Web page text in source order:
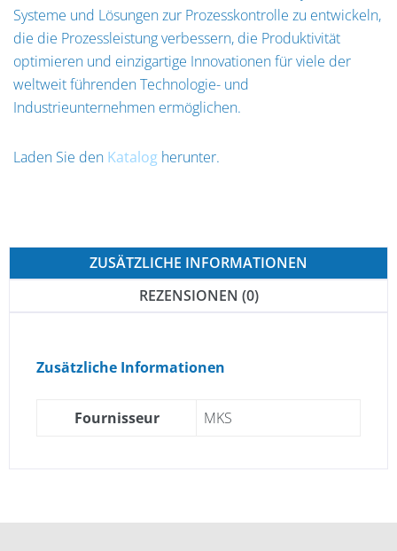
Systeme und Lösungen zur Prozesskontrolle zu entwickeln,
die die Prozessleistung verbessern, die Produktivität
optimieren und einzigartige Innovationen für viele der
weltweit führenden Technologie- und
Industrieunternehmen ermöglichen.
Laden Sie den Katalog herunter.
ZUSÄTZLICHE INFORMATIONEN
REZENSIONEN (0)
Zusätzliche Informationen
Fournisseur MKS